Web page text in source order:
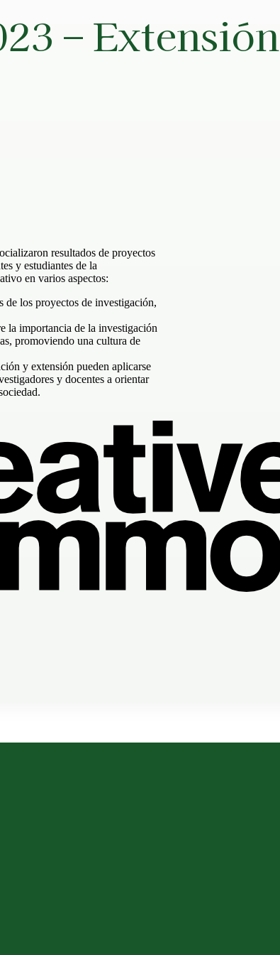
– Extensión
resultados de proyectos
y estudiantes de la
en varios aspectos:
los proyectos de investigación,
la importancia de la investigación
promoviendo una cultura de
y extensión pueden aplicarse
y docentes a orientar